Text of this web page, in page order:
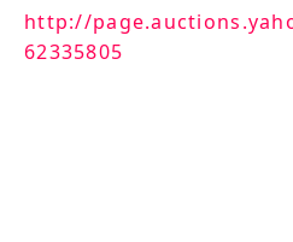
http://
62335805